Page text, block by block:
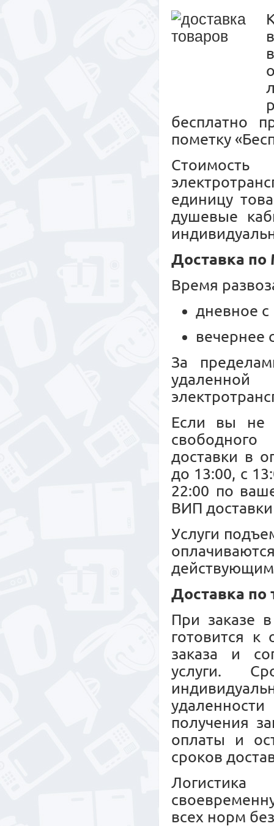
бесплатно
пометку
единицу
душевые
Доставка
Время
дневное с
вечернее
За
Если вы не
свободного
доставки в
до 13:00, с
22:00 по
ВИП
Услуги
Доставка по
При заказе
готовится
заказа и
услуги.
получения
оплаты и
сроков
Логистика
всех норм